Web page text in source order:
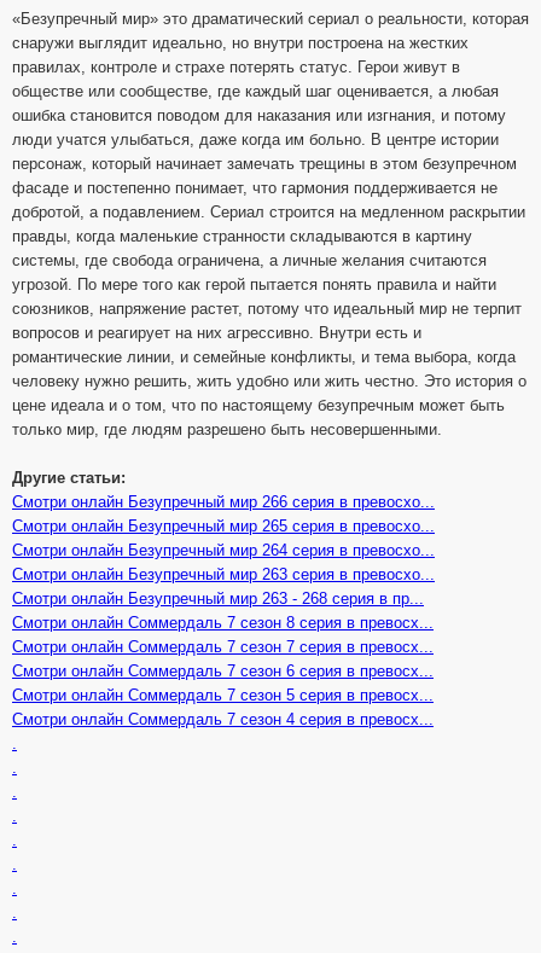
«Безупречный мир» это драматический сериал о реальности, которая
снаружи выглядит идеально, но внутри построена на жестких
правилах, контроле и страхе потерять статус. Герои живут в
обществе или сообществе, где каждый шаг оценивается, а любая
ошибка становится поводом для наказания или изгнания, и потому
люди учатся улыбаться, даже когда им больно. В центре истории
персонаж, который начинает замечать трещины в этом безупречном
фасаде и постепенно понимает, что гармония поддерживается не
добротой, а подавлением. Сериал строится на медленном раскрытии
правды, когда маленькие странности складываются в картину
системы, где свобода ограничена, а личные желания считаются
угрозой. По мере того как герой пытается понять правила и найти
союзников, напряжение растет, потому что идеальный мир не терпит
вопросов и реагирует на них агрессивно. Внутри есть и
романтические линии, и семейные конфликты, и тема выбора, когда
человеку нужно решить, жить удобно или жить честно. Это история о
цене идеала и о том, что по настоящему безупречным может быть
только мир, где людям разрешено быть несовершенными.
Другие статьи:
Смотри онлайн Безупречный мир 266 серия в превосхо...
Смотри онлайн Безупречный мир 265 серия в превосхо...
Смотри онлайн Безупречный мир 264 серия в превосхо...
Смотри онлайн Безупречный мир 263 серия в превосхо...
Смотри онлайн Безупречный мир 263 - 268 серия в пр...
Смотри онлайн Соммердаль 7 сезон 8 серия в превосх...
Смотри онлайн Соммердаль 7 сезон 7 серия в превосх...
Смотри онлайн Соммердаль 7 сезон 6 серия в превосх...
Смотри онлайн Соммердаль 7 сезон 5 серия в превосх...
Смотри онлайн Соммердаль 7 сезон 4 серия в превосх...
.
.
.
.
.
.
.
.
.